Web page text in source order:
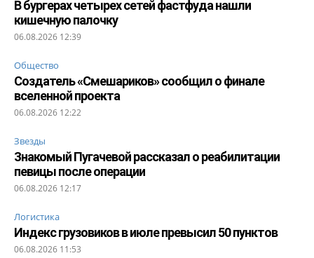
В бургерах четырех сетей фастфуда нашли
кишечную палочку
06.08.2026 12:39
Общество
Создатель «Смешариков» сообщил о финале
вселенной проекта
06.08.2026 12:22
Звезды
Знакомый Пугачевой рассказал о реабилитации
певицы после операции
06.08.2026 12:17
Логистика
Индекс грузовиков в июле превысил 50 пунктов
06.08.2026 11:53